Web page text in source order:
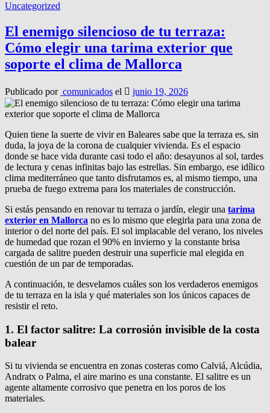
Uncategorized
El enemigo silencioso de tu terraza:
Cómo elegir una tarima exterior que
soporte el clima de Mallorca
Publicado por comunicados el junio 19, 2026
Quien tiene la suerte de vivir en Baleares sabe que la terraza es, sin
duda, la joya de la corona de cualquier vivienda. Es el espacio
donde se hace vida durante casi todo el año: desayunos al sol, tardes
de lectura y cenas infinitas bajo las estrellas. Sin embargo, ese idílico
clima mediterráneo que tanto disfrutamos es, al mismo tiempo, una
prueba de fuego extrema para los materiales de construcción.
Si estás pensando en renovar tu terraza o jardín, elegir una tarima
exterior en Mallorca no es lo mismo que elegirla para una zona de
interior o del norte del país. El sol implacable del verano, los niveles
de humedad que rozan el 90% en invierno y la constante brisa
cargada de salitre pueden destruir una superficie mal elegida en
cuestión de un par de temporadas.
A continuación, te desvelamos cuáles son los verdaderos enemigos
de tu terraza en la isla y qué materiales son los únicos capaces de
resistir el reto.
1. El factor salitre: La corrosión invisible de la costa
balear
Si tu vivienda se encuentra en zonas costeras como Calviá, Alcúdia,
Andratx o Palma, el aire marino es una constante. El salitre es un
agente altamente corrosivo que penetra en los poros de los
materiales.